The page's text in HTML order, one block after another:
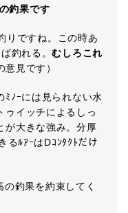
釣果です
りですね。この時あ
釣れる。むしろこれ
意見です）
ﾐﾉｰには見られない水
ゥイッチによるしっ
が大きな強み。分厚
るﾙｱｰはDｺﾝﾀｸﾄだけ
の釣果を約束してく